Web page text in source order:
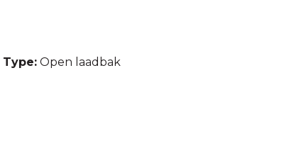
Type: Open laadbak